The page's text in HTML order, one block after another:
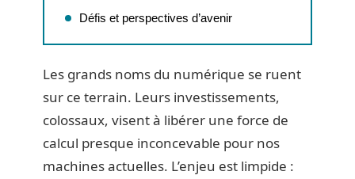
Défis et perspectives d’avenir
Les grands noms du numérique se ruent
sur ce terrain. Leurs investissements,
colossaux, visent à libérer une force de
calcul presque inconcevable pour nos
machines actuelles. L’enjeu est limpide :